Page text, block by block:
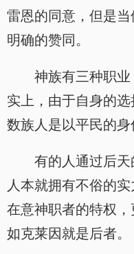
雷恩的同意，但是
明确的赞同。
神族有三种职
实上，由于自身的
数族人是以平民的身
有的人通过后
人本就拥有不俗的
在意神职者的特权
如克莱因就是后者。